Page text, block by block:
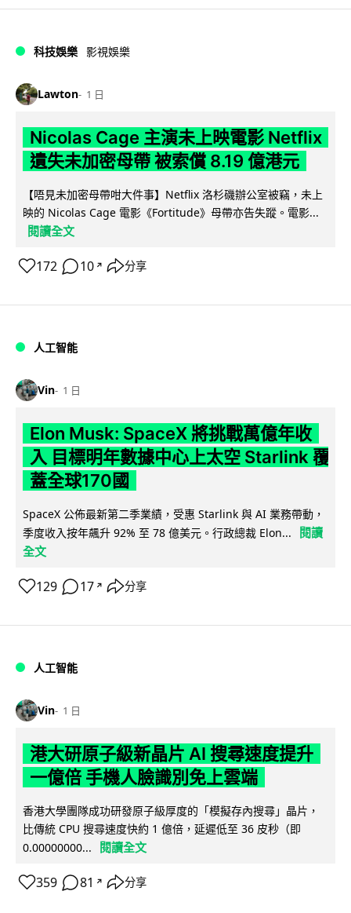
科技娛樂 影視娛樂
Lawton 1 日
Nicolas Cage 主演未上映電影 Netflix
遺失未加密母帶 被索償 8.19 億港元
【唔見未加密母帶咁大件事】Netflix 洛杉磯辦公室被竊，未上
映的 Nicolas Cage 電影《Fortitude》母帶亦告失蹤。電影...
閱讀全文
172 10 ↗ 分享
人工智能
Vin 1 日
Elon Musk: SpaceX 將挑戰萬億年收
入 目標明年數據中心上太空 Starlink 覆
蓋全球170國
SpaceX 公佈最新第二季業績，受惠 Starlink 與 AI 業務帶動，
季度收入按年飆升 92% 至 78 億美元。行政總裁 Elon...
閱讀
全文
129 17 ↗ 分享
人工智能
Vin 1 日
港大研原子級新晶片 AI 搜尋速度提升
一億倍 手機人臉識別免上雲端
香港大學團隊成功研發原子級厚度的「模擬存內搜尋」晶片，
比傳統 CPU 搜尋速度快約 1 億倍，延遲低至 36 皮秒（即
0.00000000...
閱讀全文
359 81 ↗ 分享